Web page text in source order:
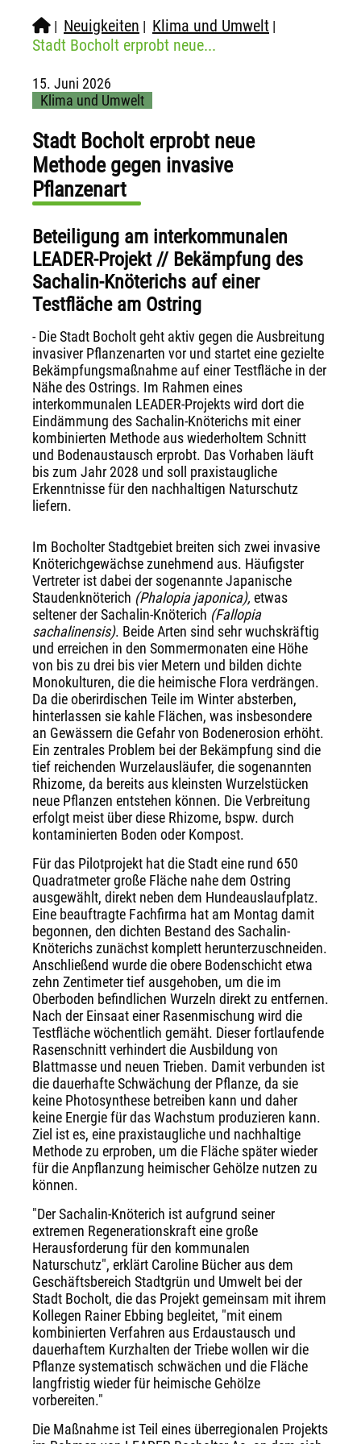
| Neuigkeiten | Klima und Umwelt |
Stadt Bocholt erprobt neue...
15. Juni 2026
Klima und Umwelt
Stadt Bocholt erprobt neue
Methode gegen invasive
Pflanzenart
Beteiligung am interkommunalen
LEADER-Projekt // Bekämpfung des
Sachalin-Knöterichs auf einer
Testfläche am Ostring
- Die Stadt Bocholt geht aktiv gegen die Ausbreitung
invasiver Pflanzenarten vor und startet eine gezielte
Bekämpfungsmaßnahme auf einer Testfläche in der
Nähe des Ostrings. Im Rahmen eines
interkommunalen LEADER-Projekts wird dort die
Eindämmung des Sachalin-Knöterichs mit einer
kombinierten Methode aus wiederholtem Schnitt
und Bodenaustausch erprobt. Das Vorhaben läuft
bis zum Jahr 2028 und soll praxistaugliche
Erkenntnisse für den nachhaltigen Naturschutz
liefern.
Im Bocholter Stadtgebiet breiten sich zwei invasive
Knöterichgewächse zunehmend aus. Häufigster
Vertreter ist dabei der sogenannte Japanische
Staudenknöterich (Phalopia japonica), etwas
seltener der Sachalin-Knöterich (Fallopia
sachalinensis). Beide Arten sind sehr wuchskräftig
und erreichen in den Sommermonaten eine Höhe
von bis zu drei bis vier Metern und bilden dichte
Monokulturen, die die heimische Flora verdrängen.
Da die oberirdischen Teile im Winter absterben,
hinterlassen sie kahle Flächen, was insbesondere
an Gewässern die Gefahr von Bodenerosion erhöht.
Ein zentrales Problem bei der Bekämpfung sind die
tief reichenden Wurzelausläufer, die sogenannten
Rhizome, da bereits aus kleinsten Wurzelstücken
neue Pflanzen entstehen können. Die Verbreitung
erfolgt meist über diese Rhizome, bspw. durch
kontaminierten Boden oder Kompost.
Für das Pilotprojekt hat die Stadt eine rund 650
Quadratmeter große Fläche nahe dem Ostring
ausgewählt, direkt neben dem Hundeauslaufplatz.
Eine beauftragte Fachfirma hat am Montag damit
begonnen, den dichten Bestand des Sachalin-
Knöterichs zunächst komplett herunterzuschneiden.
Anschließend wurde die obere Bodenschicht etwa
zehn Zentimeter tief ausgehoben, um die im
Oberboden befindlichen Wurzeln direkt zu entfernen.
Nach der Einsaat einer Rasenmischung wird die
Testfläche wöchentlich gemäht. Dieser fortlaufende
Rasenschnitt verhindert die Ausbildung von
Blattmasse und neuen Trieben. Damit verbunden ist
die dauerhafte Schwächung der Pflanze, da sie
keine Photosynthese betreiben kann und daher
keine Energie für das Wachstum produzieren kann.
Ziel ist es, eine praxistaugliche und nachhaltige
Methode zu erproben, um die Fläche später wieder
für die Anpflanzung heimischer Gehölze nutzen zu
können.
"Der Sachalin-Knöterich ist aufgrund seiner
extremen Regenerationskraft eine große
Herausforderung für den kommunalen
Naturschutz", erklärt Caroline Bücher aus dem
Geschäftsbereich Stadtgrün und Umwelt bei der
Stadt Bocholt, die das Projekt gemeinsam mit ihrem
Kollegen Rainer Ebbing begleitet, "mit einem
kombinierten Verfahren aus Erdaustausch und
dauerhaftem Kurzhalten der Triebe wollen wir die
Pflanze systematisch schwächen und die Fläche
langfristig wieder für heimische Gehölze
vorbereiten."
Die Maßnahme ist Teil eines überregionalen Projekts